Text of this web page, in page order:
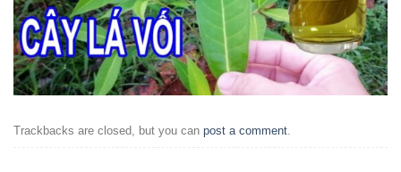
Trackbacks are closed, but you can post a comment.